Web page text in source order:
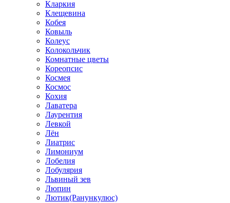
Кларкия
Клещевина
Кобея
Ковыль
Колеус
Колокольчик
Комнатные цветы
Кореопсис
Космея
Космос
Кохия
Лаватера
Лаурентия
Левкой
Лён
Лиатрис
Лимониум
Лобелия
Лобулярия
Львиный зев
Люпин
Лютик(Ранункулюс)